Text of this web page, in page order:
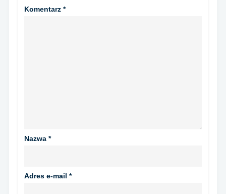
Komentarz *
Nazwa *
Adres e-mail *